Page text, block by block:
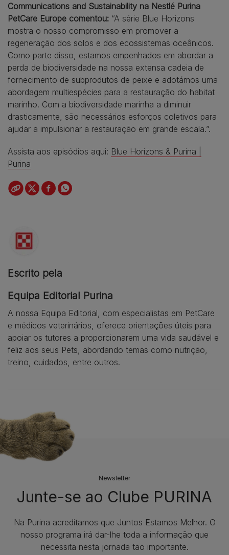
Communications and Sustainability na Nestlé Purina
PetCare Europe comentou: “A série Blue Horizons
mostra o nosso compromisso em promover a
regeneração dos solos e dos ecossistemas oceânicos.
Como parte disso, estamos empenhados em abordar a
perda de biodiversidade na nossa extensa cadeia de
fornecimento de subprodutos de peixe e adotámos uma
abordagem multiespécies para a restauração do habitat
marinho. Com a biodiversidade marinha a diminuir
drasticamente, são necessários esforços coletivos para
ajudar a impulsionar a restauração em grande escala.”.
Assista aos episódios aqui: Blue Horizons & Purina |
Purina
Escrito pela
Equipa Editorial Purina
A nossa Equipa Editorial, com especialistas em PetCare
e médicos veterinários, oferece orientações úteis para
apoiar os tutores a proporcionarem uma vida saudável e
feliz aos seus Pets, abordando temas como nutrição,
treino, cuidados, entre outros.
Newsletter
Junte-se ao Clube PURINA
Na Purina acreditamos que Juntos Estamos Melhor. O
nosso programa irá dar-lhe toda a informação que
necessita nesta jornada tão importante.